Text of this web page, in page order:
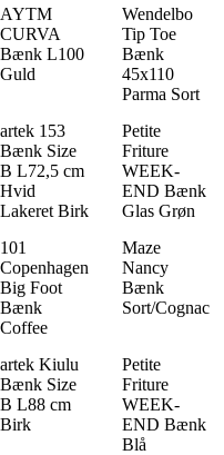
AYTM
CURVA
Bænk L100
Guld
Wendelbo
Tip Toe
Bænk
45x110
Parma Sort
artek 153
Bænk Size
B L72,5 cm
Hvid
Lakeret Birk
Petite
Friture
WEEK-
END Bænk
Glas Grøn
101
Copenhagen
Big Foot
Bænk
Coffee
Maze
Nancy
Bænk
Sort/Cognac
artek Kiulu
Bænk Size
B L88 cm
Birk
Petite
Friture
WEEK-
END Bænk
Blå